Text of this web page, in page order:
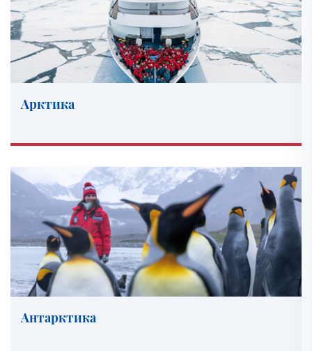
Сентябрь 2027
Октябрь 2027
Ноябрь 2027
Февраль 2028
Март 2028
Арктика
Антарктика